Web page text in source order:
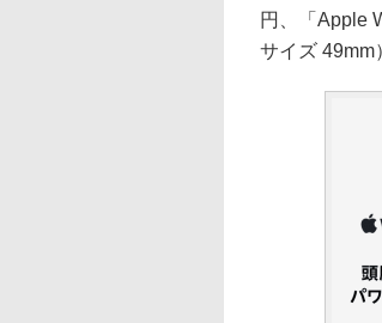
円、「Apple
サイズ 49mm